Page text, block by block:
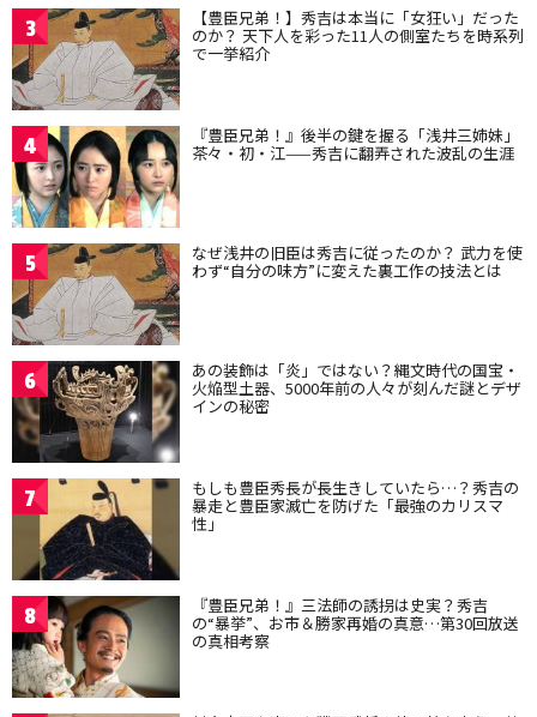
3 【豊臣兄弟！】秀吉は本当に「女狂い」だった
のか？ 天下人を彩った11人の側室たちを時系列
で一挙紹介
4 『豊臣兄弟！』後半の鍵を握る「浅井三姉妹」
茶々・初・江——秀吉に翻弄された波乱の生涯
5 なぜ浅井の旧臣は秀吉に従ったのか？ 武力を使
わず“自分の味方”に変えた裏工作の技法とは
6 あの装飾は「炎」ではない？縄文時代の国宝・
火焔型土器、5000年前の人々が刻んだ謎とデザ
インの秘密
7 もしも豊臣秀長が長生きしていたら…？秀吉の
暴走と豊臣家滅亡を防げた「最強のカリスマ
性」
8 『豊臣兄弟！』三法師の誘拐は史実？秀吉
の“暴挙”、お市＆勝家再婚の真意…第30回放送
の真相考察